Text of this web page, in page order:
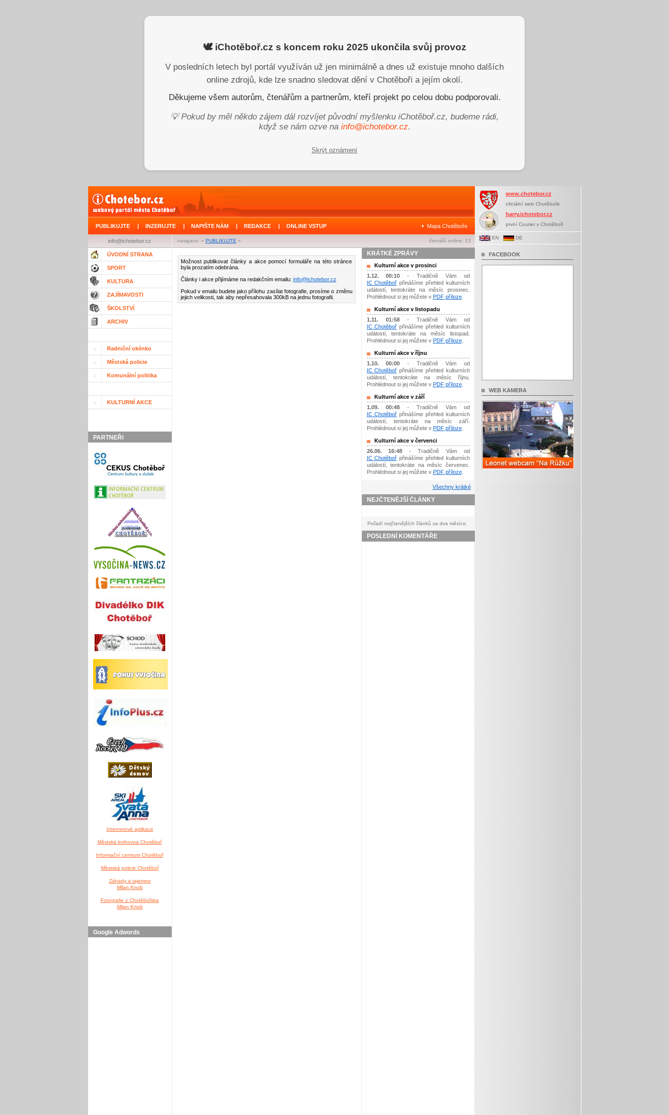
🕊️ iChotěboř.cz s koncem roku 2025 ukončila svůj provoz
V posledních letech byl portál využíván už jen minimálně a dnes už existuje mnoho dalších
online zdrojů, kde lze snadno sledovat dění v Chotěboři a jejím okolí.
Děkujeme všem autorům, čtenářům a partnerům, kteří projekt po celou dobu podporovali.
💡 Pokud by měl někdo zájem dál rozvíjet původní myšlenku iChotěboř.cz, budeme rádi,
když se nám ozve na info@ichotebor.cz.
Skrýt oznámení
PUBLIKUJTE | INZERUJTE | NAPIŠTE NÁM | REDAKCE | ONLINE VSTUP Mapa Chotěboře
navigace: » PUBLIKUJTE » čtenářů online: 13
info@ichotebor.cz
ÚVODNÍ STRANA
SPORT
KULTURA
ZAJÍMAVOSTI
ŠKOLSTVÍ
ARCHIV
Radniční okénko
Městská policie
Komunální politika
KULTURNÍ AKCE
PARTNEŘI
Internetové aplikace
Městská knihovna Chotěboř
Informační centrum Chotěboř
Městská policie Chotěboř
Záhady a tajemno
Milan Knob
Fotografie z Chotěbořska
Milan Knob
Google Adwords
Možnost publikovat články a akce pomocí formuláře na této stránce
byla prozatím odebrána.
Články i akce přijímáme na redakčním emailu: info@ichotebor.cz
Pokud v emailu budete jako přílohu zasílat fotografie, prosíme o změnu
jejich velikosti, tak aby nepřesahovala 300kB na jednu fotografii.
KRÁTKÉ ZPRÁVY
Kulturní akce v prosinci
1.12. 00:10 - Tradičně Vám od
IC Chotěboř přinášíme přehled kulturních
událostí, tentokráte na měsíc prosinec.
Prohlédnout si jej můžete v PDF příloze.
Kulturní akce v listopadu
1.11. 01:58- Tradičně Vám od
IC Chotěboř přinášíme přehled kulturních
událostí, tentokráte na měsíc listopad.
Prohlédnout si jej můžete v PDF příloze.
Kulturní akce v říjnu
1.10. 00:00 - Tradičně Vám od
IC Chotěboř přinášíme přehled kulturních
událostí, tentokráte na měsíc říjnu.
Prohlédnout si jej můžete v PDF příloze.
Kulturní akce v září
1.09. 00:48 - Tradičně Vám od
IC Chotěboř přinášíme přehled kulturních
událostí, tentokráte na měsíc září.
Prohlédnout si jej můžete v PDF příloze.
Kulturní akce v červenci
26.06. 16:48 - Tradičně Vám od
IC Chotěboř přinášíme přehled kulturních
událostí, tentokráte na měsíc červenec.
Prohlédnout si jej můžete v PDF příloze.
Všechny krátké
NEJČTENĚJŠÍ ČLÁNKY
Pořadí nejčtenějších článků za dva měsíce.
POSLEDNÍ KOMENTÁŘE
www.chotebor.cz
oficiální web Chotěboře
harry.ichotebor.cz
první Courier v Chotěboři
EN DE
FACEBOOK
WEB KAMERA